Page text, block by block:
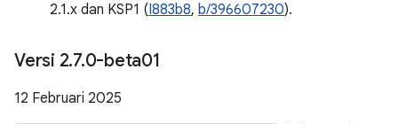
2.1.x dan KSP1 (I883b8, b/396607230).
Versi 2.7.0-beta01
12 Februari 2025